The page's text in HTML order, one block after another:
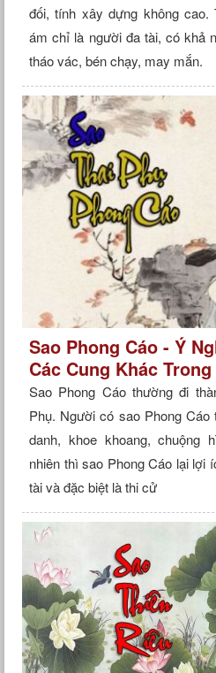
đối, tính xây dựng không cao.
ám chỉ là người đa tài, có khả
tháo vác, bén chạy, may mắn.
Sao Phong Cáo - Ý
Các Cung Khác
Sao Phong Cáo thường đi
Phụ. Người có sao Phong
danh, khoe khoang, chuộng
nhiên thì sao Phong Cáo lại lợi
tài và đặc biệt là thi cử